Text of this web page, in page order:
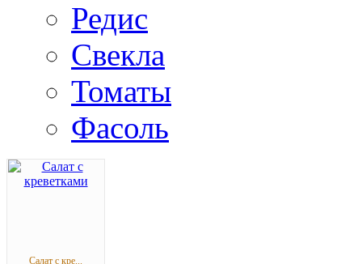
Редис
Свекла
Томаты
Фасоль
Салат с кре...